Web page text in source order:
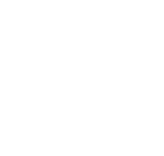
Allgemeinen